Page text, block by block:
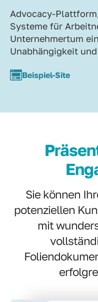
Advocacy-
Systeme für
Unternehmertum
Unabhängigkeit
Beispiel-Site
Sie können
potenziellen
mit